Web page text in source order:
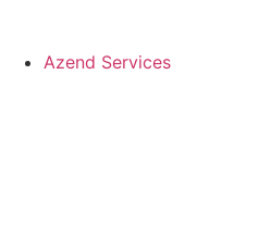
Azend Services